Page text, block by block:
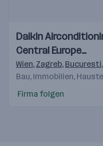
Videos
Einblicke
Einblicke
Daikin
Central Europe
HandelsgmbH
Wien, Zagreb, Bucuresti,
Bau, Immobilien,
Firma folgen